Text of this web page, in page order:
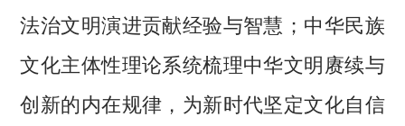
法治文明演进贡献经验与智慧；中华民族
文化主体性理论系统梳理中华文明赓续与
创新的内在规律，为新时代坚定文化自信